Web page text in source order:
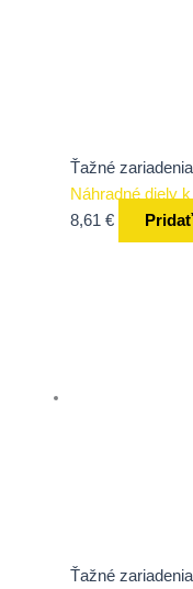
Ťažné zariadenia
Náhradné diely
8,61 €
Ťažné zariadenia